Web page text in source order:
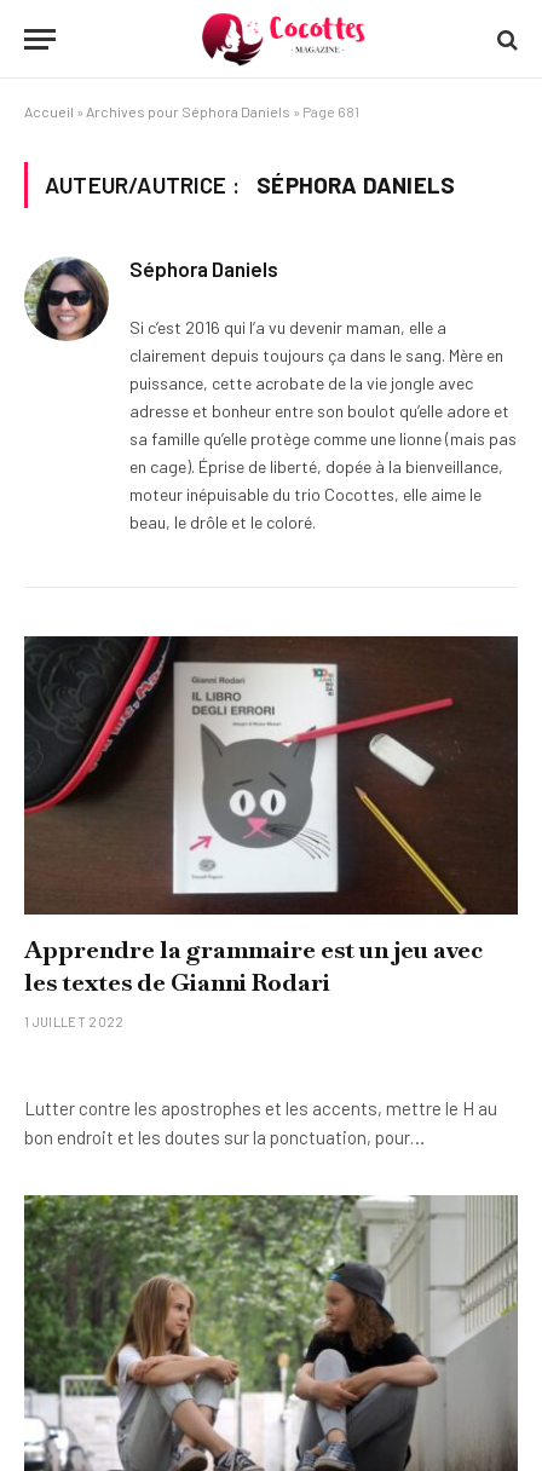
Accueil » Archives pour Séphora Daniels » Page 681
AUTEUR/AUTRICE : SÉPHORA DANIELS
Séphora Daniels
Si c’est 2016 qui l’a vu devenir maman, elle a
clairement depuis toujours ça dans le sang. Mère en
puissance, cette acrobate de la vie jongle avec
adresse et bonheur entre son boulot qu’elle adore et
sa famille qu’elle protège comme une lionne (mais pas
en cage). Éprise de liberté, dopée à la bienveillance,
moteur inépuisable du trio Cocottes, elle aime le
beau, le drôle et le coloré.
Apprendre la grammaire est un jeu avec
les textes de Gianni Rodari
1 JUILLET 2022
Lutter contre les apostrophes et les accents, mettre le H au
bon endroit et les doutes sur la ponctuation, pour…